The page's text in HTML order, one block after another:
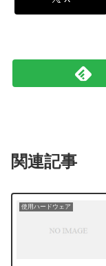
関連記事
使用ハードウェア